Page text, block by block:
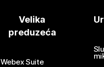
Velika
preduzeća
Webex Suite